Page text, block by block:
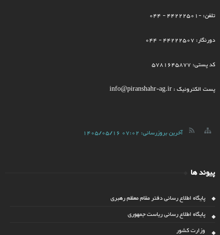
تلفن: -44222501 - 044
دورنگار: 44222507 - 044
کد پستی: 5781645877
پست الکترونیک : info@piranshahr-ag.ir
آخرین بروزرسانی: 1405/05/16 07:02
پیوند ها
پایگاه اطلاع رسانی دفتر مقام معظم رهبری
پایگاه اطلاع رسانی ریاست جمهوری
وزارت کشور